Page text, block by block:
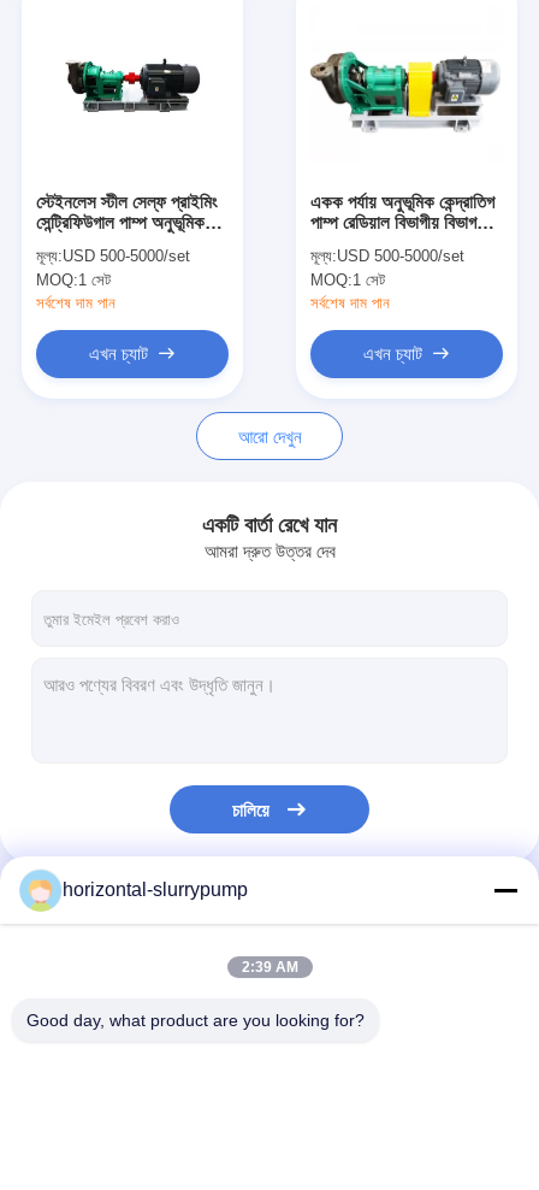
ভিডিও
মান নিয়ন্ত্রণ
আমাদের সাথে যোগাযোগ করুন
Ecer
সেন্ট্রিফিউগাল স্লারি পাম্প
হেভি ডিউটি ​​স্লারি পাম্প
জলের উৎস তাপ পাম্প
স্টেইনলেস স্টীল সেল্ফ প্রাইমিং
সেন্ট্রিফিউগাল পাম্প অনুভূমিক
মূল্য:USD 500-5000/set
MOQ:1 সেট
সর্বশেষ দাম পান
এখন চ্যাট
একক পর্যায় অনুভূমিক কেন্দ্রাতিগ
পাম্প রেডিয়াল বিভাগীয় বিভাগ
মূল্য:USD 500-5000/set
MOQ:1 সেট
সর্বশেষ দাম পান
এখন চ্যাট
আরো দেখুন
একটি বার্তা রেখে যান
আমরা দ্রুত উত্তর দেব
চালিয়ে
আমাদের বিভাগসমূহ
horizontal-slurrypump
2:39 AM
Good day, what product are you looking for?